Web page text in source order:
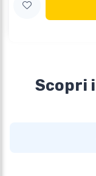
Scopri